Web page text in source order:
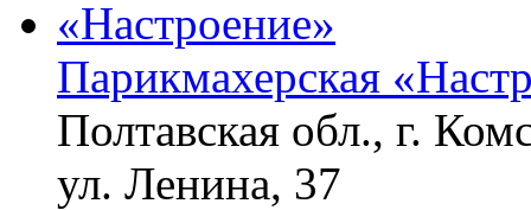
Парикмахерская
Полтавская обл., г.
ул. Ленина, 37